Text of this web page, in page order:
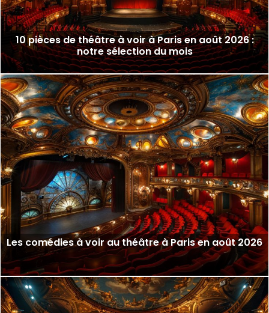
10 pièces de théâtre à voir à Paris en août 2026 :
notre sélection du mois
Les comédies à voir au théâtre à Paris en août 2026